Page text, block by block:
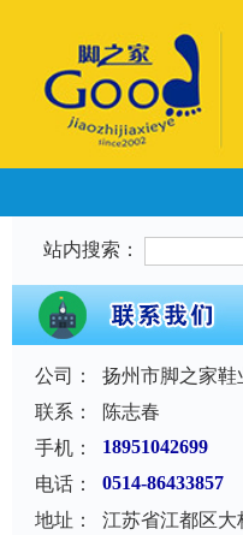
站内搜索：
公司：
扬州市脚之家鞋
联系：
陈志春
手机：
18951042699
电话： 0514-86433857
地址：
江苏省江都区